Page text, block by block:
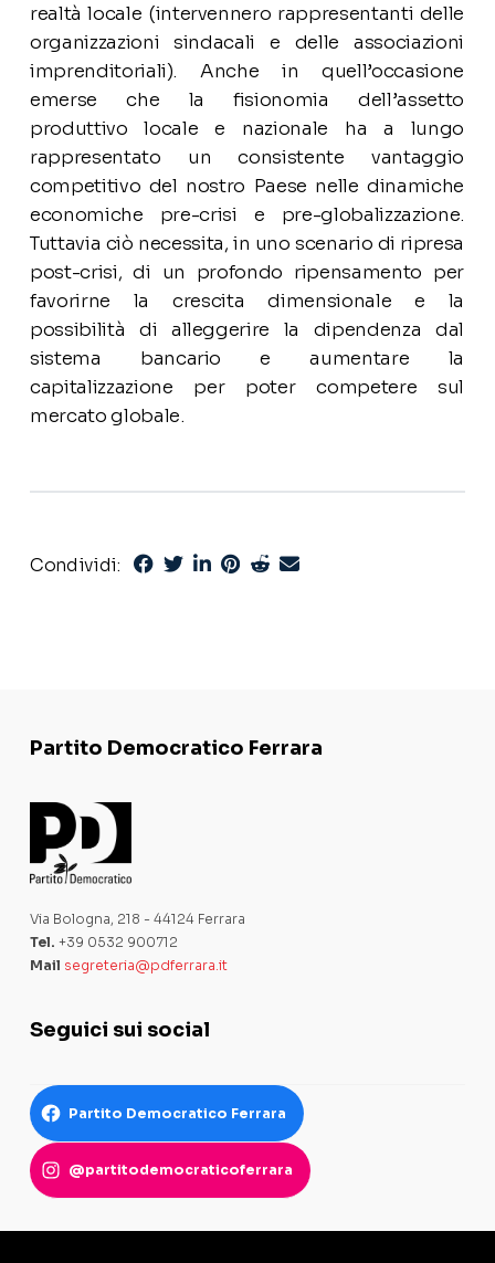
realtà locale (intervennero rappresentanti delle
organizzazioni sindacali e delle associazioni
imprenditoriali). Anche in quell’occasione
emerse che la fisionomia dell’assetto
produttivo locale e nazionale ha a lungo
rappresentato un consistente vantaggio
competitivo del nostro Paese nelle dinamiche
economiche pre-crisi e pre-globalizzazione.
Tuttavia ciò necessita, in uno scenario di ripresa
post-crisi, di un profondo ripensamento per
favorirne la crescita dimensionale e la
possibilità di alleggerire la dipendenza dal
sistema bancario e aumentare la
capitalizzazione per poter competere sul
mercato globale.
Condividi:
Partito Democratico Ferrara
Via Bologna, 218 - 44124 Ferrara
Tel. +39 0532 900712
Mail segreteria@pdferrara.it
Seguici sui social
Partito Democratico Ferrara
@partitodemocraticoferrara